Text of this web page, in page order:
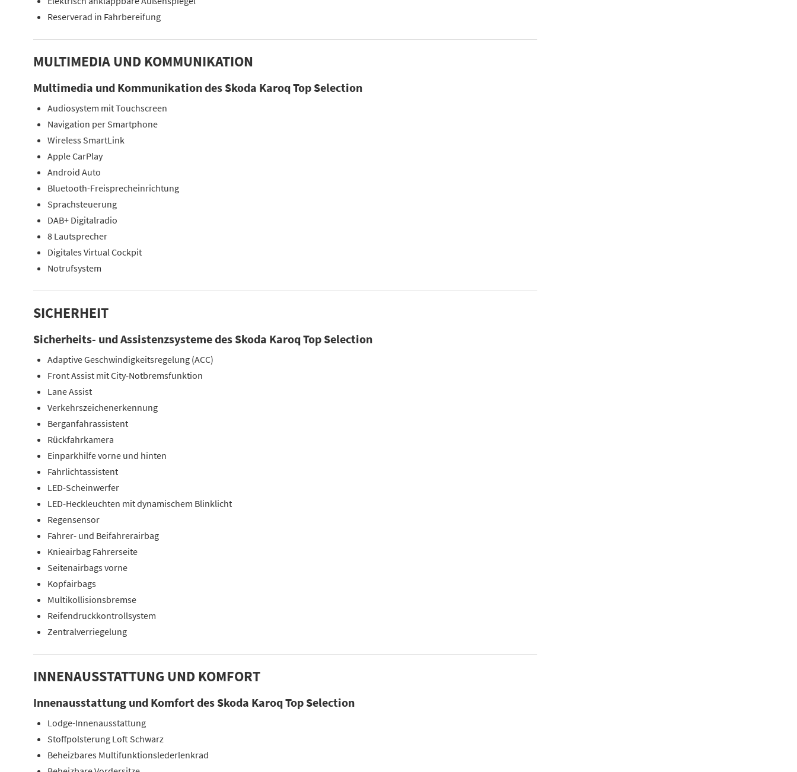
Reserverad in Fahrbereifung
MULTIMEDIA UND KOMMUNIKATION
Multimedia und Kommunikation des Skoda Karoq Top Selection
Audiosystem mit Touchscreen
Navigation per Smartphone
Wireless SmartLink
Apple CarPlay
Android Auto
Bluetooth-Freisprecheinrichtung
Sprachsteuerung
DAB+ Digitalradio
8 Lautsprecher
Digitales Virtual Cockpit
Notrufsystem
SICHERHEIT
Sicherheits- und Assistenzsysteme des Skoda Karoq Top Selection
Adaptive Geschwindigkeitsregelung (ACC)
Front Assist mit City-Notbremsfunktion
Lane Assist
Verkehrszeichenerkennung
Berganfahrassistent
Rückfahrkamera
Einparkhilfe vorne und hinten
Fahrlichtassistent
LED-Scheinwerfer
LED-Heckleuchten mit dynamischem Blinklicht
Regensensor
Fahrer- und Beifahrerairbag
Knieairbag Fahrerseite
Seitenairbags vorne
Kopfairbags
Multikollisionsbremse
Reifendruckkontrollsystem
Zentralverriegelung
INNENAUSSTATTUNG UND KOMFORT
Innenausstattung und Komfort des Skoda Karoq Top Selection
Lodge-Innenausstattung
Stoffpolsterung Loft Schwarz
Beheizbares Multifunktionslederlenkrad